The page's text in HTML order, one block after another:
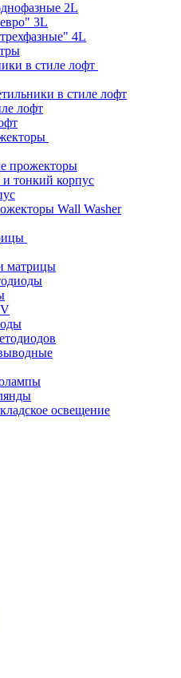
2L
3L
4L
в стиле лофт
в стиле лофт
лофт
прожекторы
тонкий корпус
Wall Washer
матрицы
освещение